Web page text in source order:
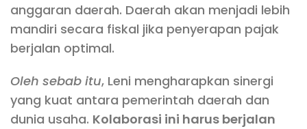
anggaran daerah. Daerah akan menjadi lebih
mandiri secara fiskal jika penyerapan pajak
berjalan optimal.
Oleh sebab itu, Leni mengharapkan sinergi
yang kuat antara pemerintah daerah dan
dunia usaha. Kolaborasi ini harus berjalan